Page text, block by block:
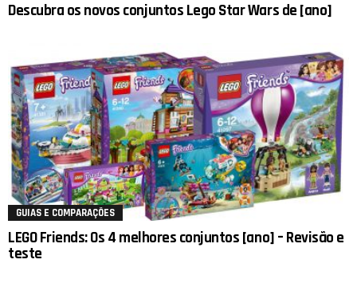
Descubra os novos conjuntos Lego Star Wars de [ano]
GUIAS E COMPARAÇÕES
LEGO Friends: Os 4 melhores conjuntos [ano] – Revisão e
teste